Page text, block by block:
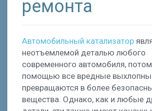
ремонта
Автомобильный катализатор
неотъемлемой деталью любого
современного автомобиля,
помощью все вредные
превращаются в более
вещества. Однако, как и любые